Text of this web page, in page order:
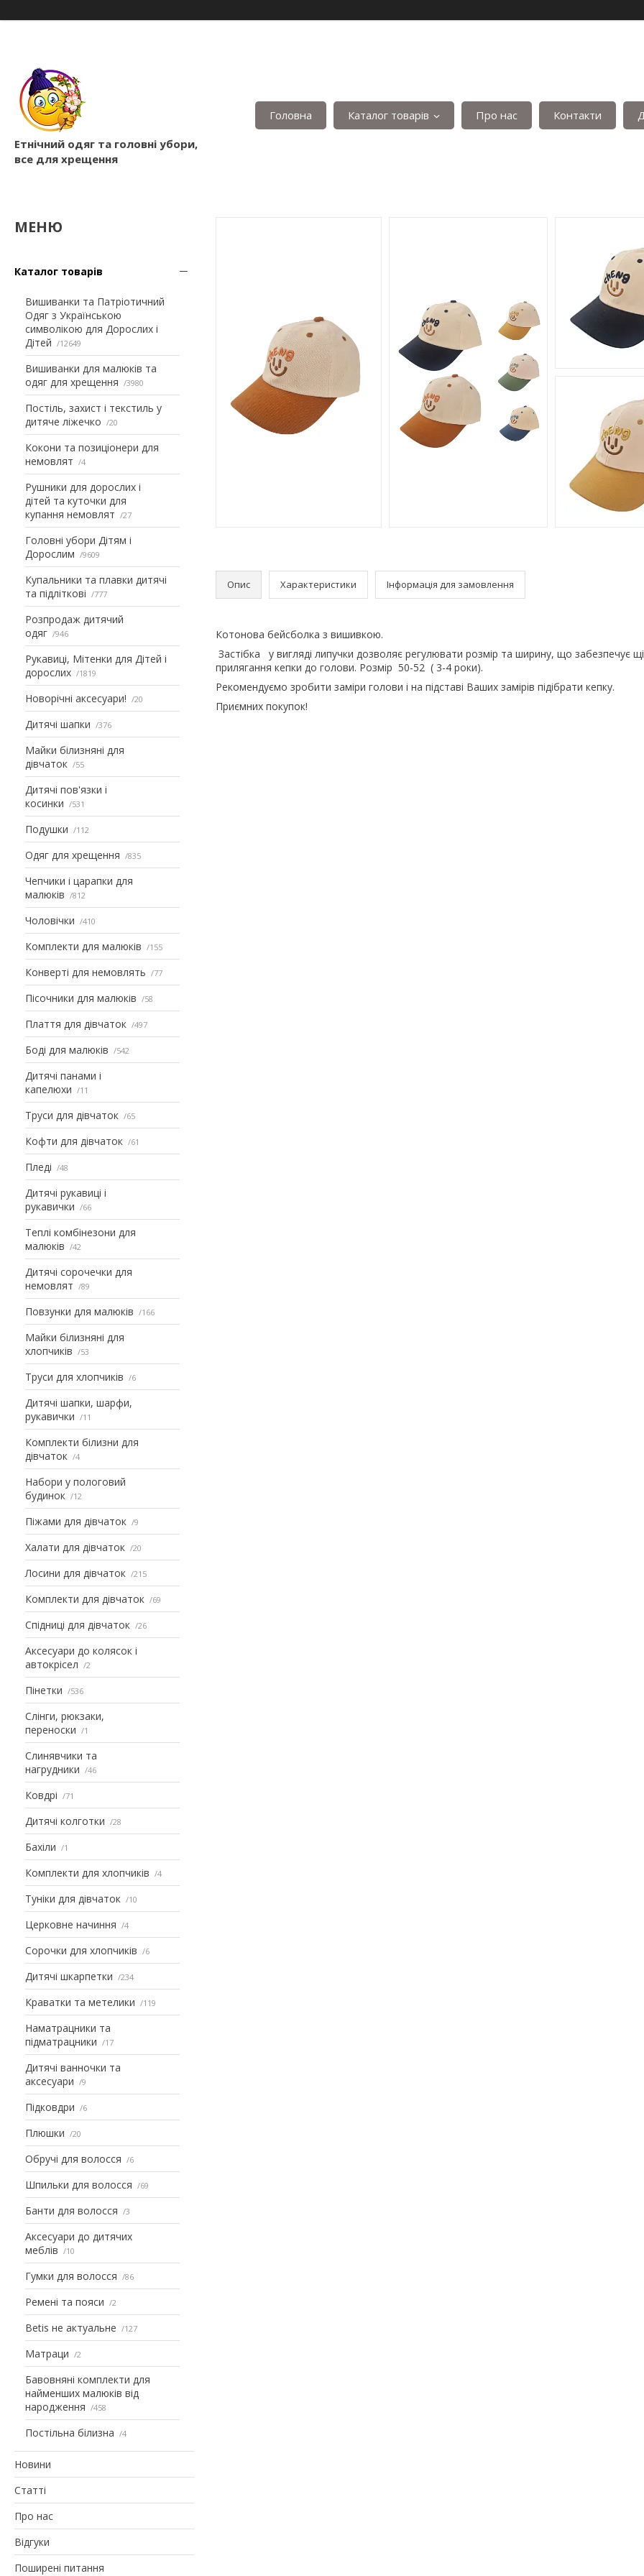
Етнічний одяг та головні убори,
все для хрещення
Головна Каталог товарів Про нас Контакти
Каталог товарів
Вишиванки та Патріотичний
Одяг з Українською
символікою для Дорослих і
Дітей
12649
Вишиванки для малюків та
одяг для хрещення
3980
Постіль, захист і текстиль у
дитяче ліжечко
20
Кокони та позиціонери для
немовлят
4
Рушники для дорослих і
дітей та куточки для
купання немовлят
27
Головні убори Дітям і
Дорослим
9609
Купальники та плавки дитячі
та підліткові
777
Розпродаж дитячий
одяг
946
Рукавиці, Мітенки для Дітей і
дорослих
1819
Новорічні аксесуари! 20
Дитячі шапки 376
Майки білизняні для
дівчаток
55
Дитячі пов'язки і
косинки
531
Подушки 112
Одяг для хрещення 835
Чепчики і царапки для
малюків
812
Чоловічки 410
Комплекти для малюків 155
Конверті для немовлять 77
Пісочники для малюків 58
Плаття для дівчаток 497
Боді для малюків 542
Дитячі панами і
капелюхи
11
Труси для дівчаток 65
Кофти для дівчаток 61
Пледі 48
Дитячі рукавиці і
рукавички
66
Теплі комбінезони для
малюків
42
Дитячі сорочечки для
немовлят
89
Повзунки для малюків 166
Майки білизняні для
хлопчиків
53
Труси для хлопчиків 6
Дитячі шапки, шарфи,
рукавички
11
Комплекти білизни для
дівчаток
4
Набори у пологовий
будинок
12
Піжами для дівчаток 9
Халати для дівчаток 20
Лосини для дівчаток 215
Комплекти для дівчаток 69
Спідниці для дівчаток 26
Аксесуари до колясок і
автокрісел
2
Пінетки 536
Слінги, рюкзаки,
переноски
1
Слинявчики та
нагрудники
46
Ковдрі 71
Дитячі колготки 28
Бахіли 1
Комплекти для хлопчиків 4
Туніки для дівчаток 10
Церковне начиння 4
Сорочки для хлопчиків 6
Дитячі шкарпетки 234
Краватки та метелики 119
Наматрацники та
підматрацники
17
Дитячі ванночки та
аксесуари
9
Підковдри 6
Плюшки 20
Обручі для волосся 6
Шпильки для волосся 69
Банти для волосся 3
Аксесуари до дитячих
меблів
10
Гумки для волосся 86
Ремені та пояси 2
Betis не актуальне 127
Матраци 2
Бавовняні комплекти для
найменших малюків від
народження
458
Постільна білизна 4
Новини
Статті
Про нас
Відгуки
Поширені питання
Опис Характеристики Інформація для замовлення
Котонова бейсболка з вишивкою.
Застібка у вигляді липучки дозволяє регулювати розмір та ширину, що забезпечує
прилягання кепки до голови. Розмір 50-52 ( 3-4 роки).
Рекомендуємо зробити заміри голови і на підставі Ваших замірів підібрати кепку.
Приємних покупок!